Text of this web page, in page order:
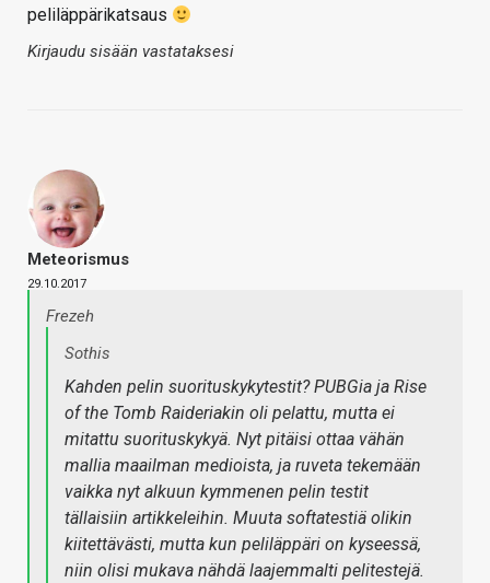
peliläppärikatsaus
Kirjaudu sisään vastataksesi
Meteorismus
29.10.2017
Frezeh
Sothis
Kahden pelin suorituskykytestit? PUBGia ja Rise
of the Tomb Raideriakin oli pelattu, mutta ei
mitattu suorituskykyä. Nyt pitäisi ottaa vähän
mallia maailman medioista, ja ruveta tekemään
vaikka nyt alkuun kymmenen pelin testit
tällaisiin artikkeleihin. Muuta softatestiä olikin
kiitettävästi, mutta kun peliläppäri on kyseessä,
niin olisi mukava nähdä laajemmalti pelitestejä.